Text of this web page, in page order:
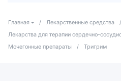
Главная / Лекарственные средства
/
Лекарства для терапии сердечно-
Мочегонные препараты
/ Тригрим